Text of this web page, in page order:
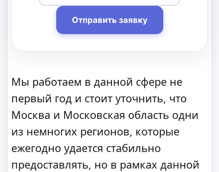
Отправить заявку
Мы работаем в данной сфере не
первый год и стоит уточнить, что
Москва и Московская область одни
из немногих регионов, которые
ежегодно удается стабильно
предоставлять, но в рамках данной